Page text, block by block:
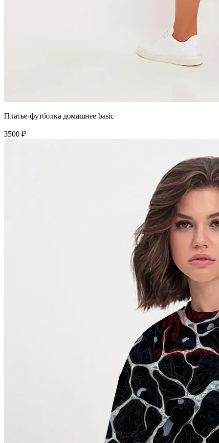
Платье-футболка домашнее basic
3500 ₽